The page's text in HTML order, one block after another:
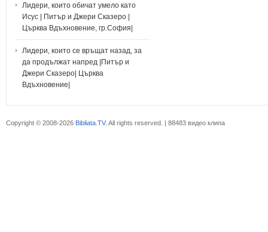
Лидери, които обичат умело като
Исус | Питър и Джери Сказеро |
Църква Вдъхновение, гр.София|
Лидери, които се връщат назад, за
да продължат напред |Питър и
Джери Сказеро| Църква
Вдъхновение|
Copyright © 2008-2026 Bibliata.TV. All rights reserved. | 88483 видео клипа